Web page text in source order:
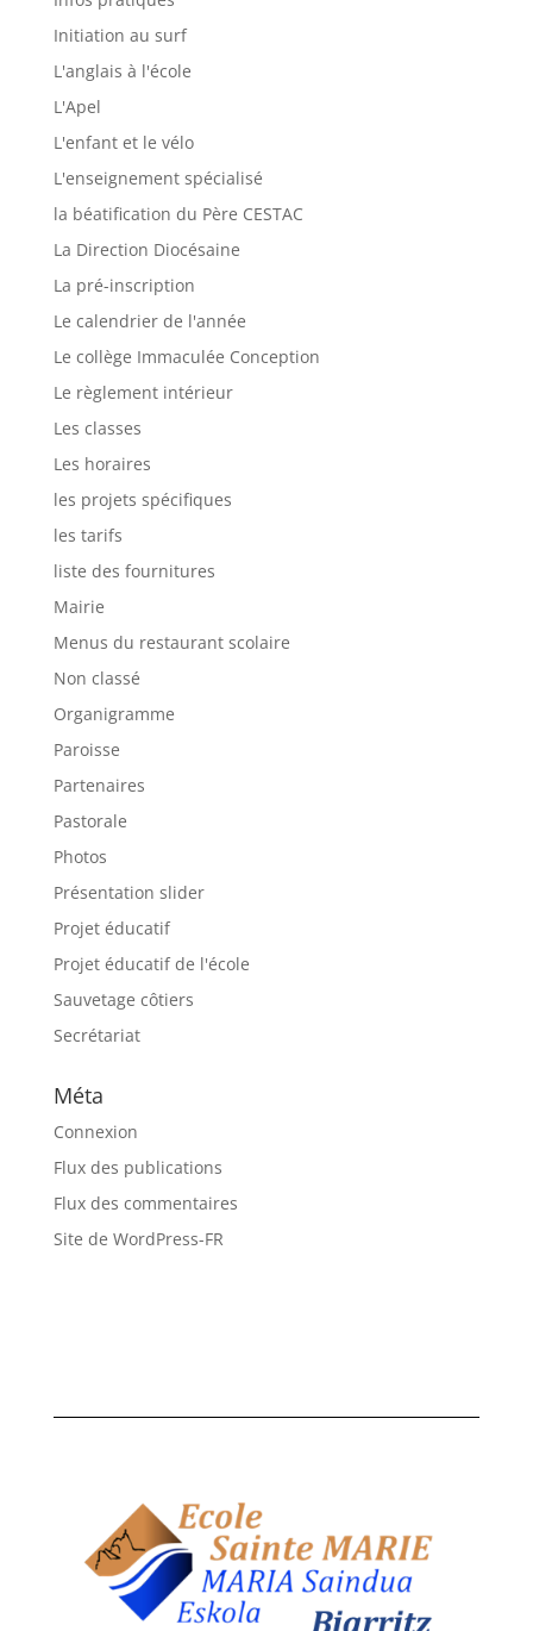
Initiation au surf
L'anglais à l'école
L'Apel
L'enfant et le vélo
L'enseignement spécialisé
la béatification du Père CESTAC
La Direction Diocésaine
La pré-inscription
Le calendrier de l'année
Le collège Immaculée Conception
Le règlement intérieur
Les classes
Les horaires
les projets spécifiques
les tarifs
liste des fournitures
Mairie
Menus du restaurant scolaire
Non classé
Organigramme
Paroisse
Partenaires
Pastorale
Photos
Présentation slider
Projet éducatif
Projet éducatif de l'école
Sauvetage côtiers
Secrétariat
Méta
Connexion
Flux des publications
Flux des commentaires
Site de WordPress-FR